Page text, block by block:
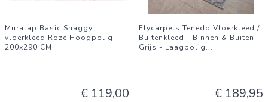
Muratap Basic Shaggy
vloerkleed Roze Hoogpolig-
200x290 CM
€ 119,00
Flycarpets Tenedo Vloerkleed /
Buitenkleed - Binnen & Buiten -
Grijs - Laagpolig...
€ 189,95